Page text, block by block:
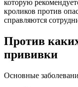
которую
кроликов против
справляются
Против
прививки
Основные